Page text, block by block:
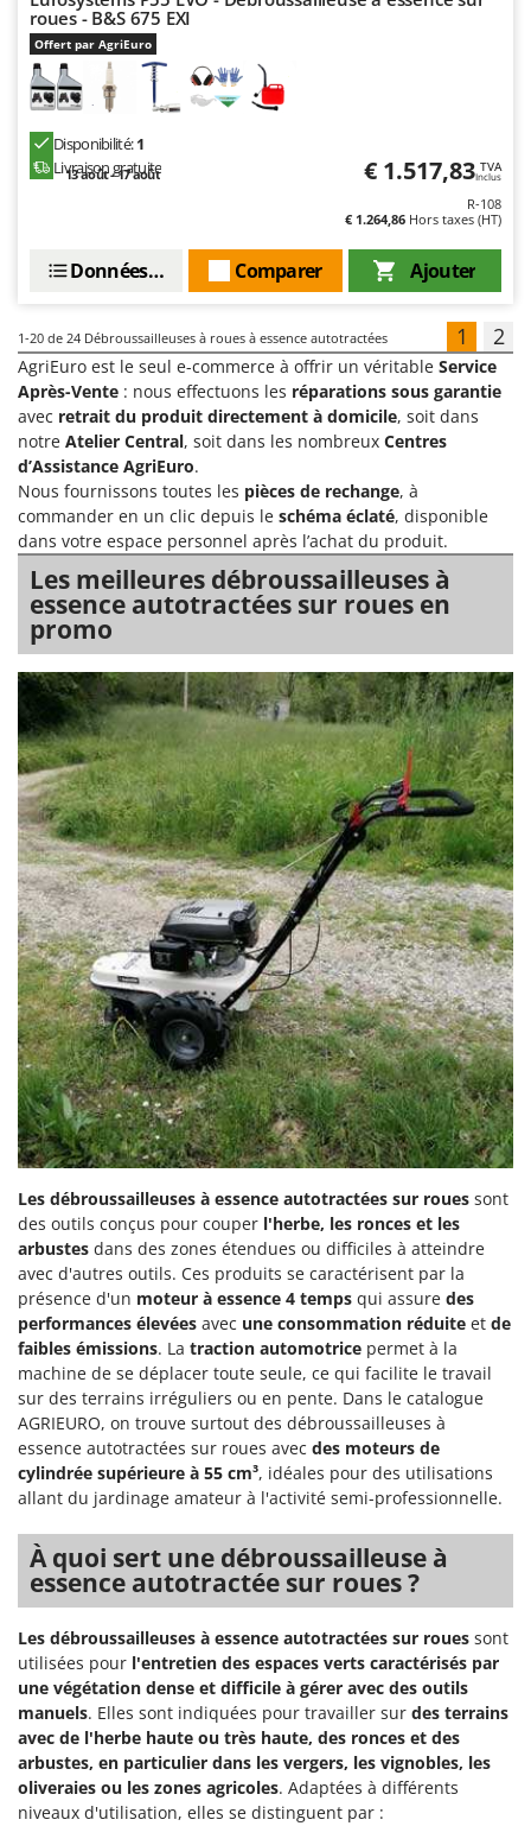
roues - B&S 675 EXI
Offert par AgriEuro
Disponibilité:1
Livraison gratuite
13 août - 17 août € 1.517,83 TVA
Inclus
R-108
€ 1.264,86 Hors taxes (HT)
Ajouter
Comparer
Données techniques
1-20 de 24 Débroussailleuses à roues à essence autotractées 1 2
AgriEuro est le seul e-commerce à offrir un véritable Service
Après-Vente : nous effectuons les réparations sous garantie
avec retrait du produit directement à domicile, soit dans
notre Atelier Central, soit dans les nombreux Centres
d’Assistance AgriEuro.
Nous fournissons toutes les pièces de rechange, à
commander en un clic depuis le schéma éclaté, disponible
dans votre espace personnel après l’achat du produit.
Les meilleures débroussailleuses à
essence autotractées sur roues en
promo
Les débroussailleuses à essence autotractées sur roues sont
des outils conçus pour couper l'herbe, les ronces et les
arbustes dans des zones étendues ou difficiles à atteindre
avec d'autres outils. Ces produits se caractérisent par la
présence d'un moteur à essence 4 temps qui assure des
performances élevées avec une consommation réduite et de
faibles émissions. La traction automotrice permet à la
machine de se déplacer toute seule, ce qui facilite le travail
sur des terrains irréguliers ou en pente. Dans le catalogue
AGRIEURO, on trouve surtout des débroussailleuses à
essence autotractées sur roues avec des moteurs de
cylindrée supérieure à 55 cm³, idéales pour des utilisations
allant du jardinage amateur à l'activité semi-professionnelle.
À quoi sert une débroussailleuse à
essence autotractée sur roues ?
Les débroussailleuses à essence autotractées sur roues sont
utilisées pour l'entretien des espaces verts caractérisés par
une végétation dense et difficile à gérer avec des outils
manuels. Elles sont indiquées pour travailler sur des terrains
avec de l'herbe haute ou très haute, des ronces et des
arbustes, en particulier dans les vergers, les vignobles, les
oliveraies ou les zones agricoles. Adaptées à différents
niveaux d'utilisation, elles se distinguent par :